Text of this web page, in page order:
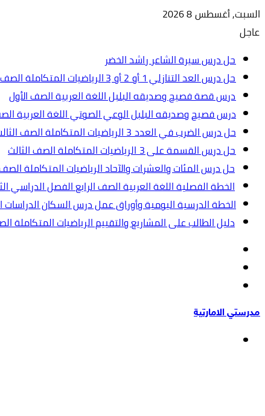
السبت, أغسطس 8 2026
عاجل
حل درس سيرة الشاعر راشد الخضر
حل درس العد التنازلي 1 أو 2 أو 3 الرياضيات المتكاملة الصف الأول
درس قصة فصيح وصديقه البلبل اللغة العربية الصف الأول
درس فصيح وصديقه البلبل الوعي الصوتي اللغة العربية
حل درس الضرب في العدد 3 الرياضيات المتكاملة الصف الثالث.ppt
حل درس القسمة على 3 الرياضيات المتكاملة الصف الثالث
حل درس المئات والعشرات والآحاد الرياضيات المتكاملة
الخطة الفصلية اللغة العربية الصف الرابع الفصل الدراسي الثاني
الخطة الدرسية اليومية وأوراق عمل درس السكان الدراسات
دليل الطالب على المشاريع والتقييم الرياضيات المتكاملة
عمود
جانبي
مدرستي الامارتية